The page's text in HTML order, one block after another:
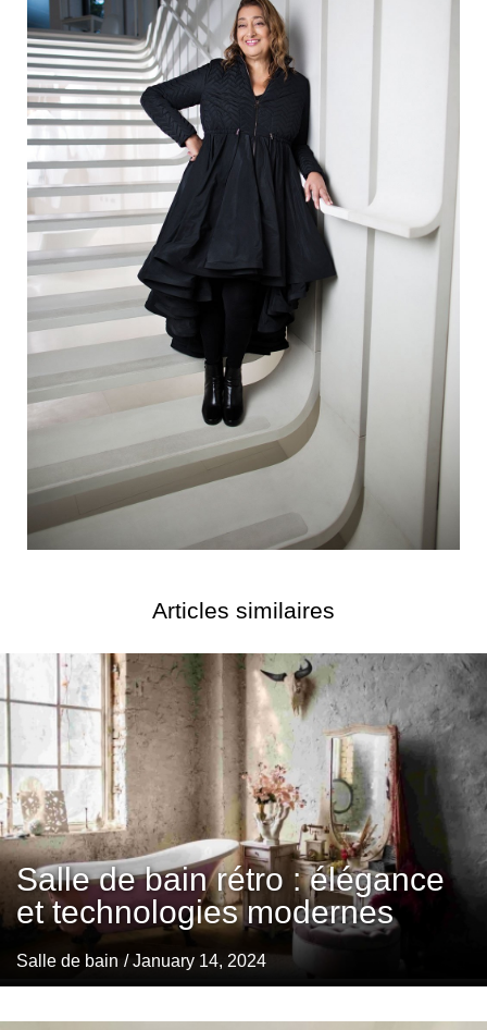
Articles similaires
Salle de bain rétro : élégance
et technologies modernes
Salle de bain / January 14, 2024